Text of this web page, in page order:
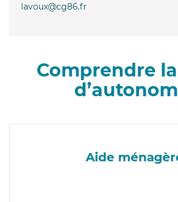
lavoux@cg86.fr
Comprendre
Aide